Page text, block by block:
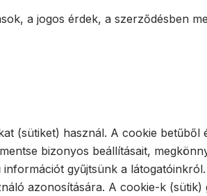
a jogos érdek, a szerződésben
(sütiket) használ. A cookie
bizonyos beállításait,
gyűjtsünk a
azonosítására. A cookie-k